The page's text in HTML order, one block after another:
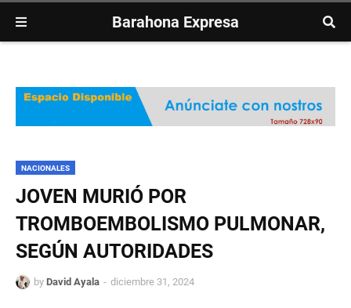
Barahona Expresa
NACIONALES
JOVEN MURIÓ POR
TROMBOEMBOLISMO PULMONAR,
SEGÚN AUTORIDADES
by David Ayala diciembre 31, 2024